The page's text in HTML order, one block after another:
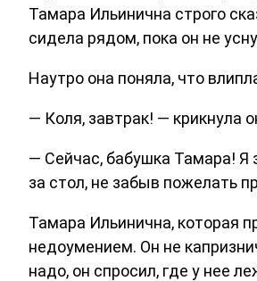
Тамара Ильинична строго
сидела рядом, пока он не
Наутро она поняла, что
— Коля, завтрак! — крикнула
— Сейчас, бабушка Тамара! Я
за стол, не забыв пожелать
Тамара Ильинична, которая
недоумением. Он не
надо, он спросил, где у нее